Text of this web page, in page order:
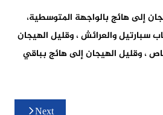
إلى هائج بالواجهة المتوسطية،
سبارتيل والعرائش ، وقليل الهيجان
، وقليل الهيجان إلى هائج بباقي